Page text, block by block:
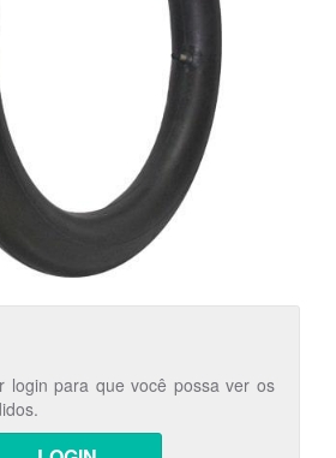
login para que você possa ver os